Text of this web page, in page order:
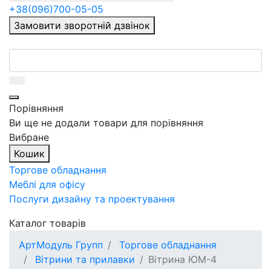
+38(096)700-05-05
Замовити зворотній дзвінок
Порівняння
Ви ще не додали товари для порівняння
Вибране
Кошик
Торгове обладнання
Меблі для офісу
Послуги дизайну та проектування
Каталог товарів
АртМодуль Групп
Торгове обладнання
Вітрини та прилавки
Вітрина ЮМ-4